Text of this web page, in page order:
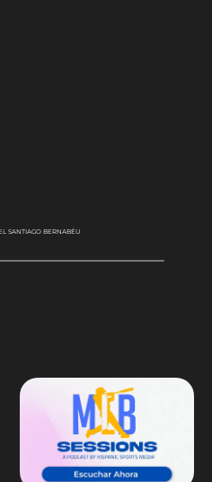
SANTIAGO BERNABÉU